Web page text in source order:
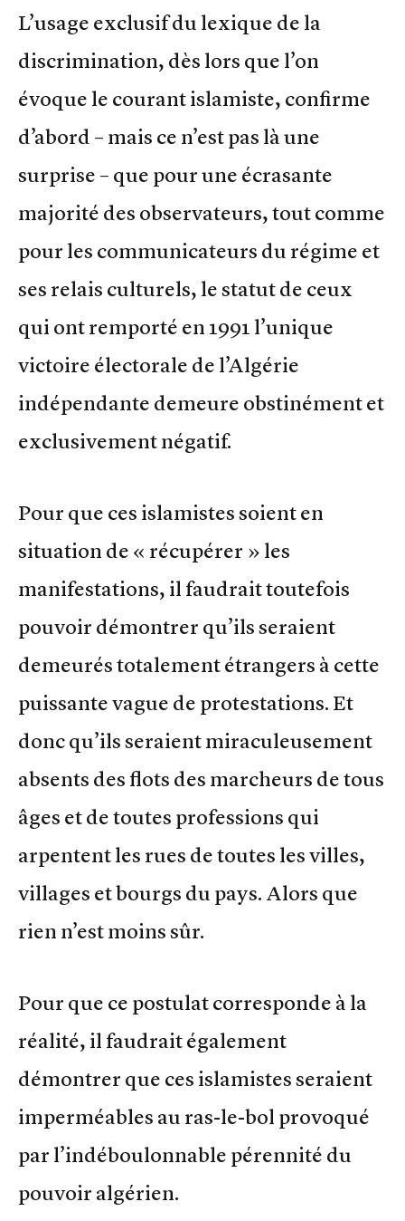
L’usage exclusif du lexique de la
discrimination, dès lors que l’on
évoque le courant islamiste, confirme
d’abord – mais ce n’est pas là une
surprise – que pour une écrasante
majorité des observateurs, tout comme
pour les communicateurs du régime et
ses relais culturels, le statut de ceux
qui ont remporté en 1991 l’unique
victoire électorale de l’Algérie
indépendante demeure obstinément et
exclusivement négatif.
Pour que ces islamistes soient en
situation de « récupérer » les
manifestations, il faudrait toutefois
pouvoir démontrer qu’ils seraient
demeurés totalement étrangers à cette
puissante vague de protestations. Et
donc qu’ils seraient miraculeusement
absents des flots des marcheurs de tous
âges et de toutes professions qui
arpentent les rues de toutes les villes,
villages et bourgs du pays. Alors que
rien n’est moins sûr.
Pour que ce postulat corresponde à la
réalité, il faudrait également
démontrer que ces islamistes seraient
imperméables au ras-le-bol provoqué
par l’indéboulonnable pérennité du
pouvoir algérien.